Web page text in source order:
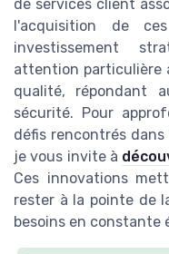
de services client
l'acquisition de
investissement
attention particulière
qualité, répondant
sécurité. Pour
défis rencontrés
je vous invite à
Ces innovations
rester à la pointe de
besoins en constante